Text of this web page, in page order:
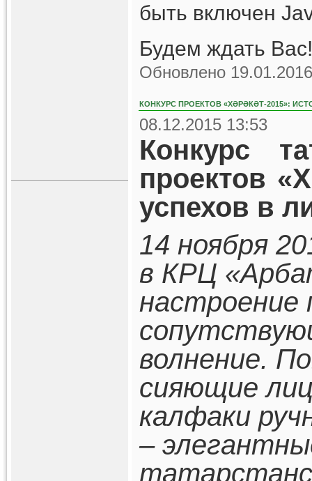
быть включен
Будем ждать
Обновлено
КОНКУРС ПРОЕКТОВ «ХӘРӘКӘТ-2015»:
08.12.2015 13:53
Конкурс
проектов
успехов в
14 ноября
в КРЦ
настроение
волнение.
сияющие
калфаки
–